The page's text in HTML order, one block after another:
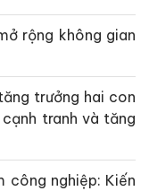
rộng không gian
trưởng hai con
tranh và tăng
công nghiệp: Kiến